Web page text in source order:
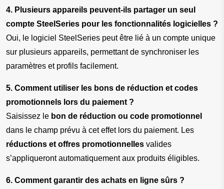
4. Plusieurs appareils peuvent-ils partager un seul
compte SteelSeries pour les fonctionnalités logicielles ?
Oui, le logiciel SteelSeries peut être lié à un compte unique
sur plusieurs appareils, permettant de synchroniser les
paramètres et profils facilement.
5. Comment utiliser les bons de réduction et codes
promotionnels lors du paiement ?
Saisissez le bon de réduction ou code promotionnel
réductions et offres promotionnelles valides
s’appliqueront automatiquement aux produits éligibles.
6. Comment garantir des achats en ligne sûrs ?